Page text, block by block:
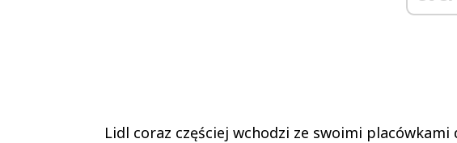
Lidl coraz częściej wchodzi ze swoimi placówkami